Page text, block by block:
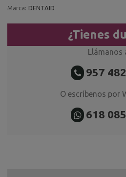
Marca: DENTAID
¿Tienes
Llámanos
957
O escríbenos por
618